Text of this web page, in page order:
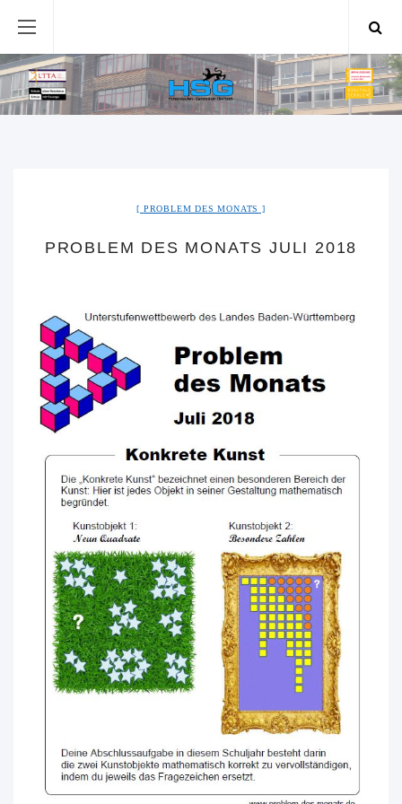
PROBLEM DES MONATS
PROBLEM DES MONATS JULI 2018